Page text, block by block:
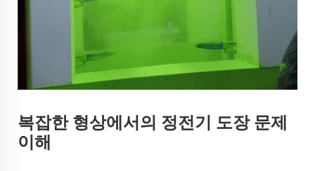
복잡한 형상에서의 정전기 도장 문제
이해